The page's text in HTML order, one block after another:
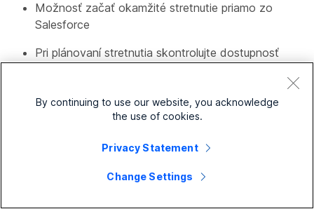
Možnosť začať okamžité stretnutie priamo zo
Salesforce
Pri plánovaní stretnutia skontrolujte dostupnosť
Prijímajte upozornenia na prichádzajúce hovory v
Salesforce (pomocou lokálnej aplikácie Webex)
Vykonávanie odchádzajúcich hovorov zo
Zaznamenávať prichádzajúce hovory ako úlohu
By continuing to use our website, you acknowledge
the use of cookies.
Privacy Statement
Change Settings